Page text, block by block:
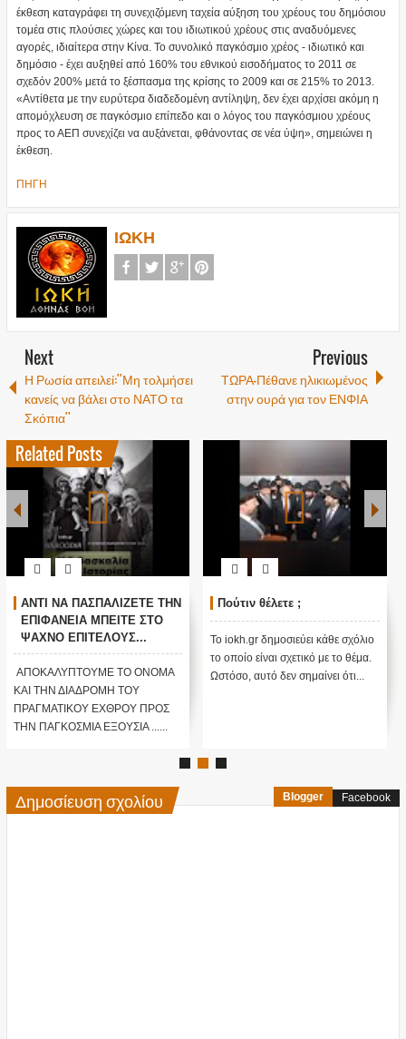
έκθεση καταγράφει τη συνεχιζόμενη ταχεία αύξηση του χρέους του δημόσιου
τομέα στις πλούσιες χώρες και του ιδιωτικού χρέους στις αναδυόμενες
αγορές, ιδιαίτερα στην Κίνα. Το συνολικό παγκόσμιο χρέος - ιδιωτικό και
δημόσιο - έχει αυξηθεί από 160% του εθνικού εισοδήματος το 2011 σε
σχεδόν 200% μετά το ξέσπασμα της κρίσης το 2009 και σε 215% το 2013.
«Αντίθετα με την ευρύτερα διαδεδομένη αντίληψη, δεν έχει αρχίσει ακόμη η
απομόχλευση σε παγκόσμιο επίπεδο και ο λόγος του παγκόσμιου χρέους
προς το ΑΕΠ συνεχίζει να αυξάνεται, φθάνοντας σε νέα ύψη», σημειώνει η
έκθεση.
ΠΗΓΗ
ΙΩΚΗ
Next
Η Ρωσία απειλεί:''Μη τολμήσει
κανείς να βάλει στο ΝΑΤΟ τα
Σκόπια''
Previous
ΤΩΡΑ-Πέθανε ηλικιωμένος
στην ουρά για τον ΕΝΦΙΑ
Related Posts
ΑΝΤΙ ΝΑ ΠΑΣΠΑΛΙΖΕΤΕ ΤΗΝ
ΕΠΙΦΑΝΕΙΑ ΜΠΕΙΤΕ ΣΤΟ
ΨΑΧΝΟ ΕΠΙΤΕΛΟΥΣ...
ΑΛΗΘΕΙΑ ΠΟΙΟ
ΠΡΑΓΜΑΤΙΚΑ ΕΙΝΑΙ ΤΟ
ΟΝΟΜΑ ΤΟΥ ΕΧΘΡΟΥ; ΠΩΣ
ΤΑ ΕΚΑΝΕ ΟΛΑ... ΑΛΛΙΩΣ...
ΚΙ ΟΛΑ ΚΑΤΑ ΤΗΣ
ΑΠΟΚΑΛΥΠΤΟΥΜΕ ΤΟ ΟΝΟΜΑ
ΚΑΙ ΤΗΝ ΔΙΑΔΡΟΜΗ ΤΟΥ
ΠΡΑΓΜΑΤΙΚΟΥ ΕΧΘΡΟΥ ΠΡΟΣ
ΤΗΝ ΠΑΓΚΟΣΜΙΑ ΕΞΟΥΣΙΑ ......
Πούτιν θέλετε ;
Το iokh.gr δημοσιεύει κάθε σχόλιο
το οποίο είναι σχετικό με το θέμα.
Ωστόσο, αυτό δεν σημαίνει ότι...
Δημοσίευση σχολίου Blogger Facebook